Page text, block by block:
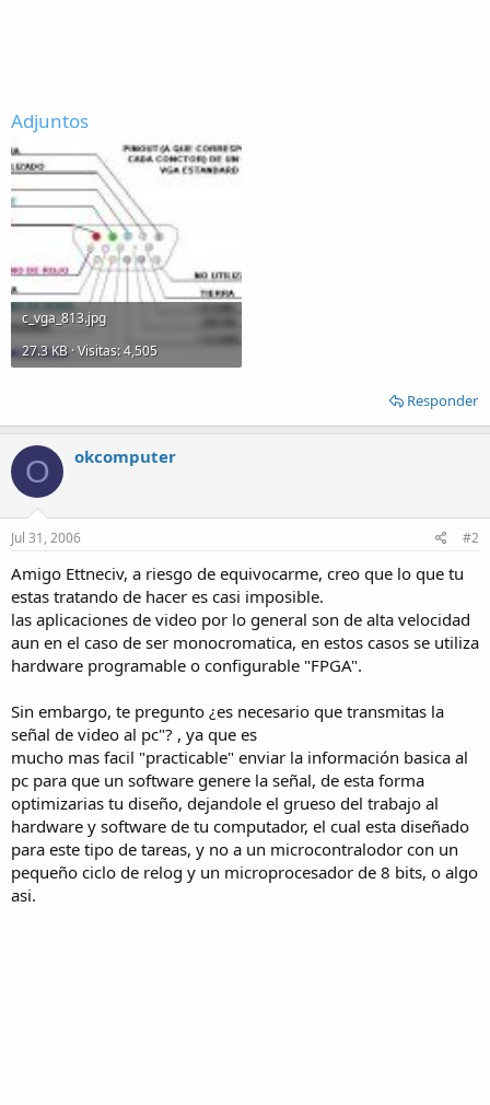
Adjuntos
c_vga_813.jpg
27.3 KB · Visitas: 4,505
Responder
O okcomputer
Jul 31, 2006 #2
Amigo Ettneciv, a riesgo de equivocarme, creo que lo que tu
estas tratando de hacer es casi imposible.
las aplicaciones de video por lo general son de alta velocidad
aun en el caso de ser monocromatica, en estos casos se utiliza
hardware programable o configurable "FPGA".
Sin embargo, te pregunto ¿es necesario que transmitas la
señal de video al pc"? , ya que es
mucho mas facil "practicable" enviar la información basica al
pc para que un software genere la señal, de esta forma
optimizarias tu diseño, dejandole el grueso del trabajo al
hardware y software de tu computador, el cual esta diseñado
para este tipo de tareas, y no a un microcontralodor con un
pequeño ciclo de relog y un microprocesador de 8 bits, o algo
asi.